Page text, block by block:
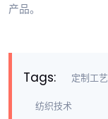
产品。
Tags: 定制工艺
纺织技术